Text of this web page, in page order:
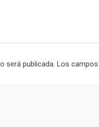
será publicada. Los